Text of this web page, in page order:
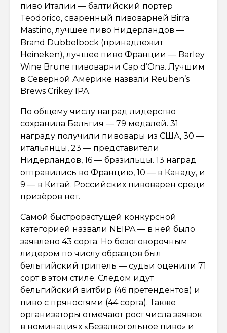
пиво Италии — балтийский портер
Teodorico, сваренный пивоварней Birra
Mastino, лучшее пиво Нидерландов —
Brand Dubbelbock (принадлежит
Heineken), лучшее пиво Франции — Barley
Wine Brune пивоварни Cap d’Ona. Лучшим
в Северной Америке назвали Reuben’s
Brews Crikey IPA.
По общему числу наград лидерство
сохранила Бельгия — 79 медалей. 31
награду получили пивовары из США, 30 —
итальянцы, 23 — представители
Нидерландов, 16 — бразильцы. 13 наград
отправились во Францию, 10 — в Канаду, и
9 — в Китай. Российских пивоварен среди
призёров нет.
Самой быстрорастущей конкурсной
категорией назвали NEIPA — в ней было
заявлено 43 сорта. Но безоговорочным
лидером по числу образцов был
бельгийский трипель — судьи оценили 71
сорт в этом стиле. Следом идут
бельгийский витбир (46 претендентов) и
пиво с пряностями (44 сорта). Также
организаторы отмечают рост числа заявок
в номинациях «Безалкогольное пиво» и